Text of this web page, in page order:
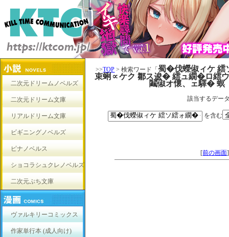
二次元ドリームノベルズ
二次元ドリーム文庫
リアルドリーム文庫
ビギニングノベルズ
ピナノベルス
ショコラシュクレノベルズ
二次元ぷち文庫
ヴァルキリーコミックス
作家単行本 (成人向け)
>>TOP > 検索ワード「蜀�伐蠑俶ィケ 繧
束蜊∝ケク 鄒ス逡� 繧ュ繝�ロ繧ウ
鬮俶オ懷、ェ驛� 螟
該当するデー
を含む
[前の画面